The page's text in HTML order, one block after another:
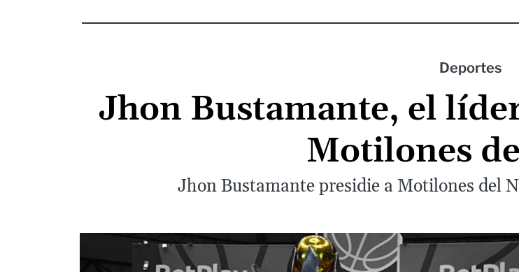
Deportes
Jhon Bustamante, el
Motilones
Jhon Bustamante presidie a Motilones del